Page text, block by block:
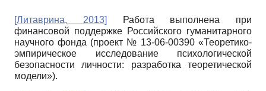
[Литаврина, 2013]
Работа выполнена при
финансовой поддержке Российского гуманитарного
научного фонда (проект № 13-06-00390 «Теоретико-
эмпирическое исследование психологической
безопасности личности: разработка теоретической
модели»).